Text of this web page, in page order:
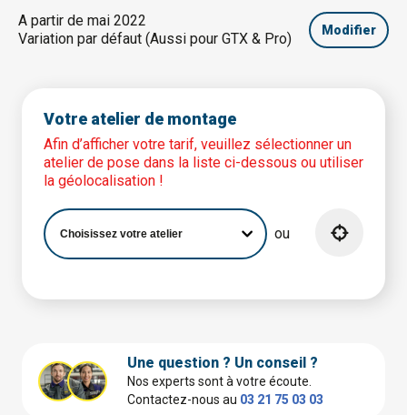
A partir de mai 2022
Variation par défaut (Aussi pour GTX & Pro)
Modifier
Votre atelier de montage
Afin d’afficher votre tarif, veuillez sélectionner un
atelier de pose dans la liste ci-dessous ou utiliser
la géolocalisation !
ou
Une question ? Un conseil ?
Nos experts sont à votre écoute.
Contactez-nous au 03 21 75 03 03